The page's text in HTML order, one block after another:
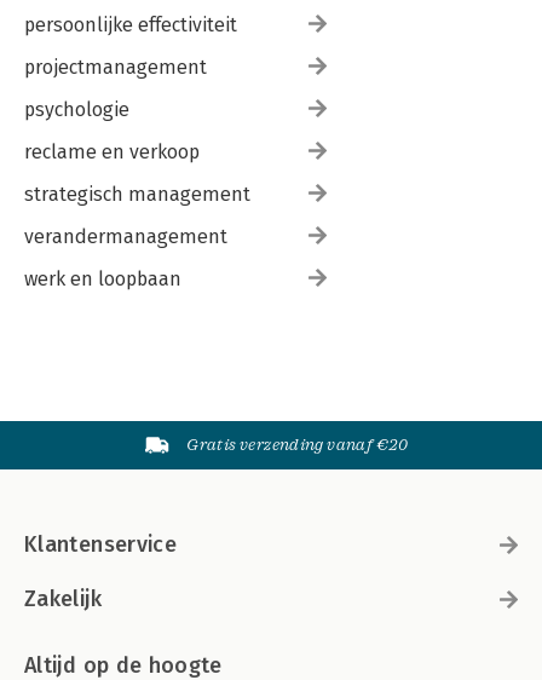
persoonlijke effectiviteit
projectmanagement
psychologie
reclame en verkoop
strategisch management
verandermanagement
werk en loopbaan
Gratis verzending vanaf €20
Klantenservice
Zakelijk
Altijd op de hoogte